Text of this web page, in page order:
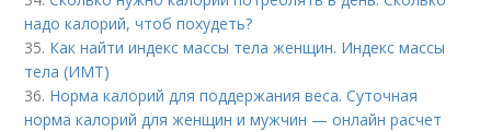
надо калорий, чтоб похудеть?
35. Как найти индекс массы тела женщин. Индекс массы
тела (ИМТ)
36. Норма калорий для поддержания веса. Суточная
норма калорий для женщин и мужчин — онлайн расчет